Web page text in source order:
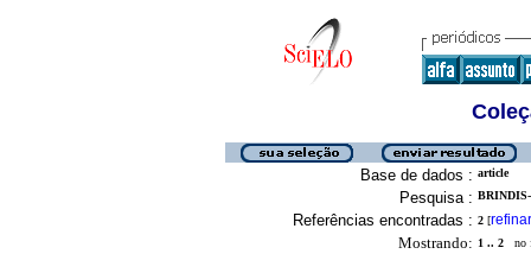
Base de dados : article
Pesquisa :
Referências encontradas : 2 [refinar
Mostrando: 1 .. 2 no